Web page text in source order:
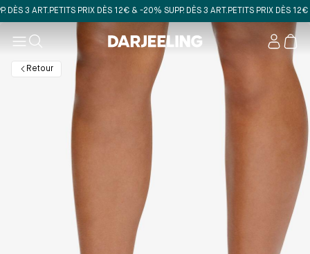
3 ART.PETITS PRIX DÈS 12€ & -20% SUPP. DÈS 3 ART.PETITS PRIX DÈS 12€ &
Mon
Retour